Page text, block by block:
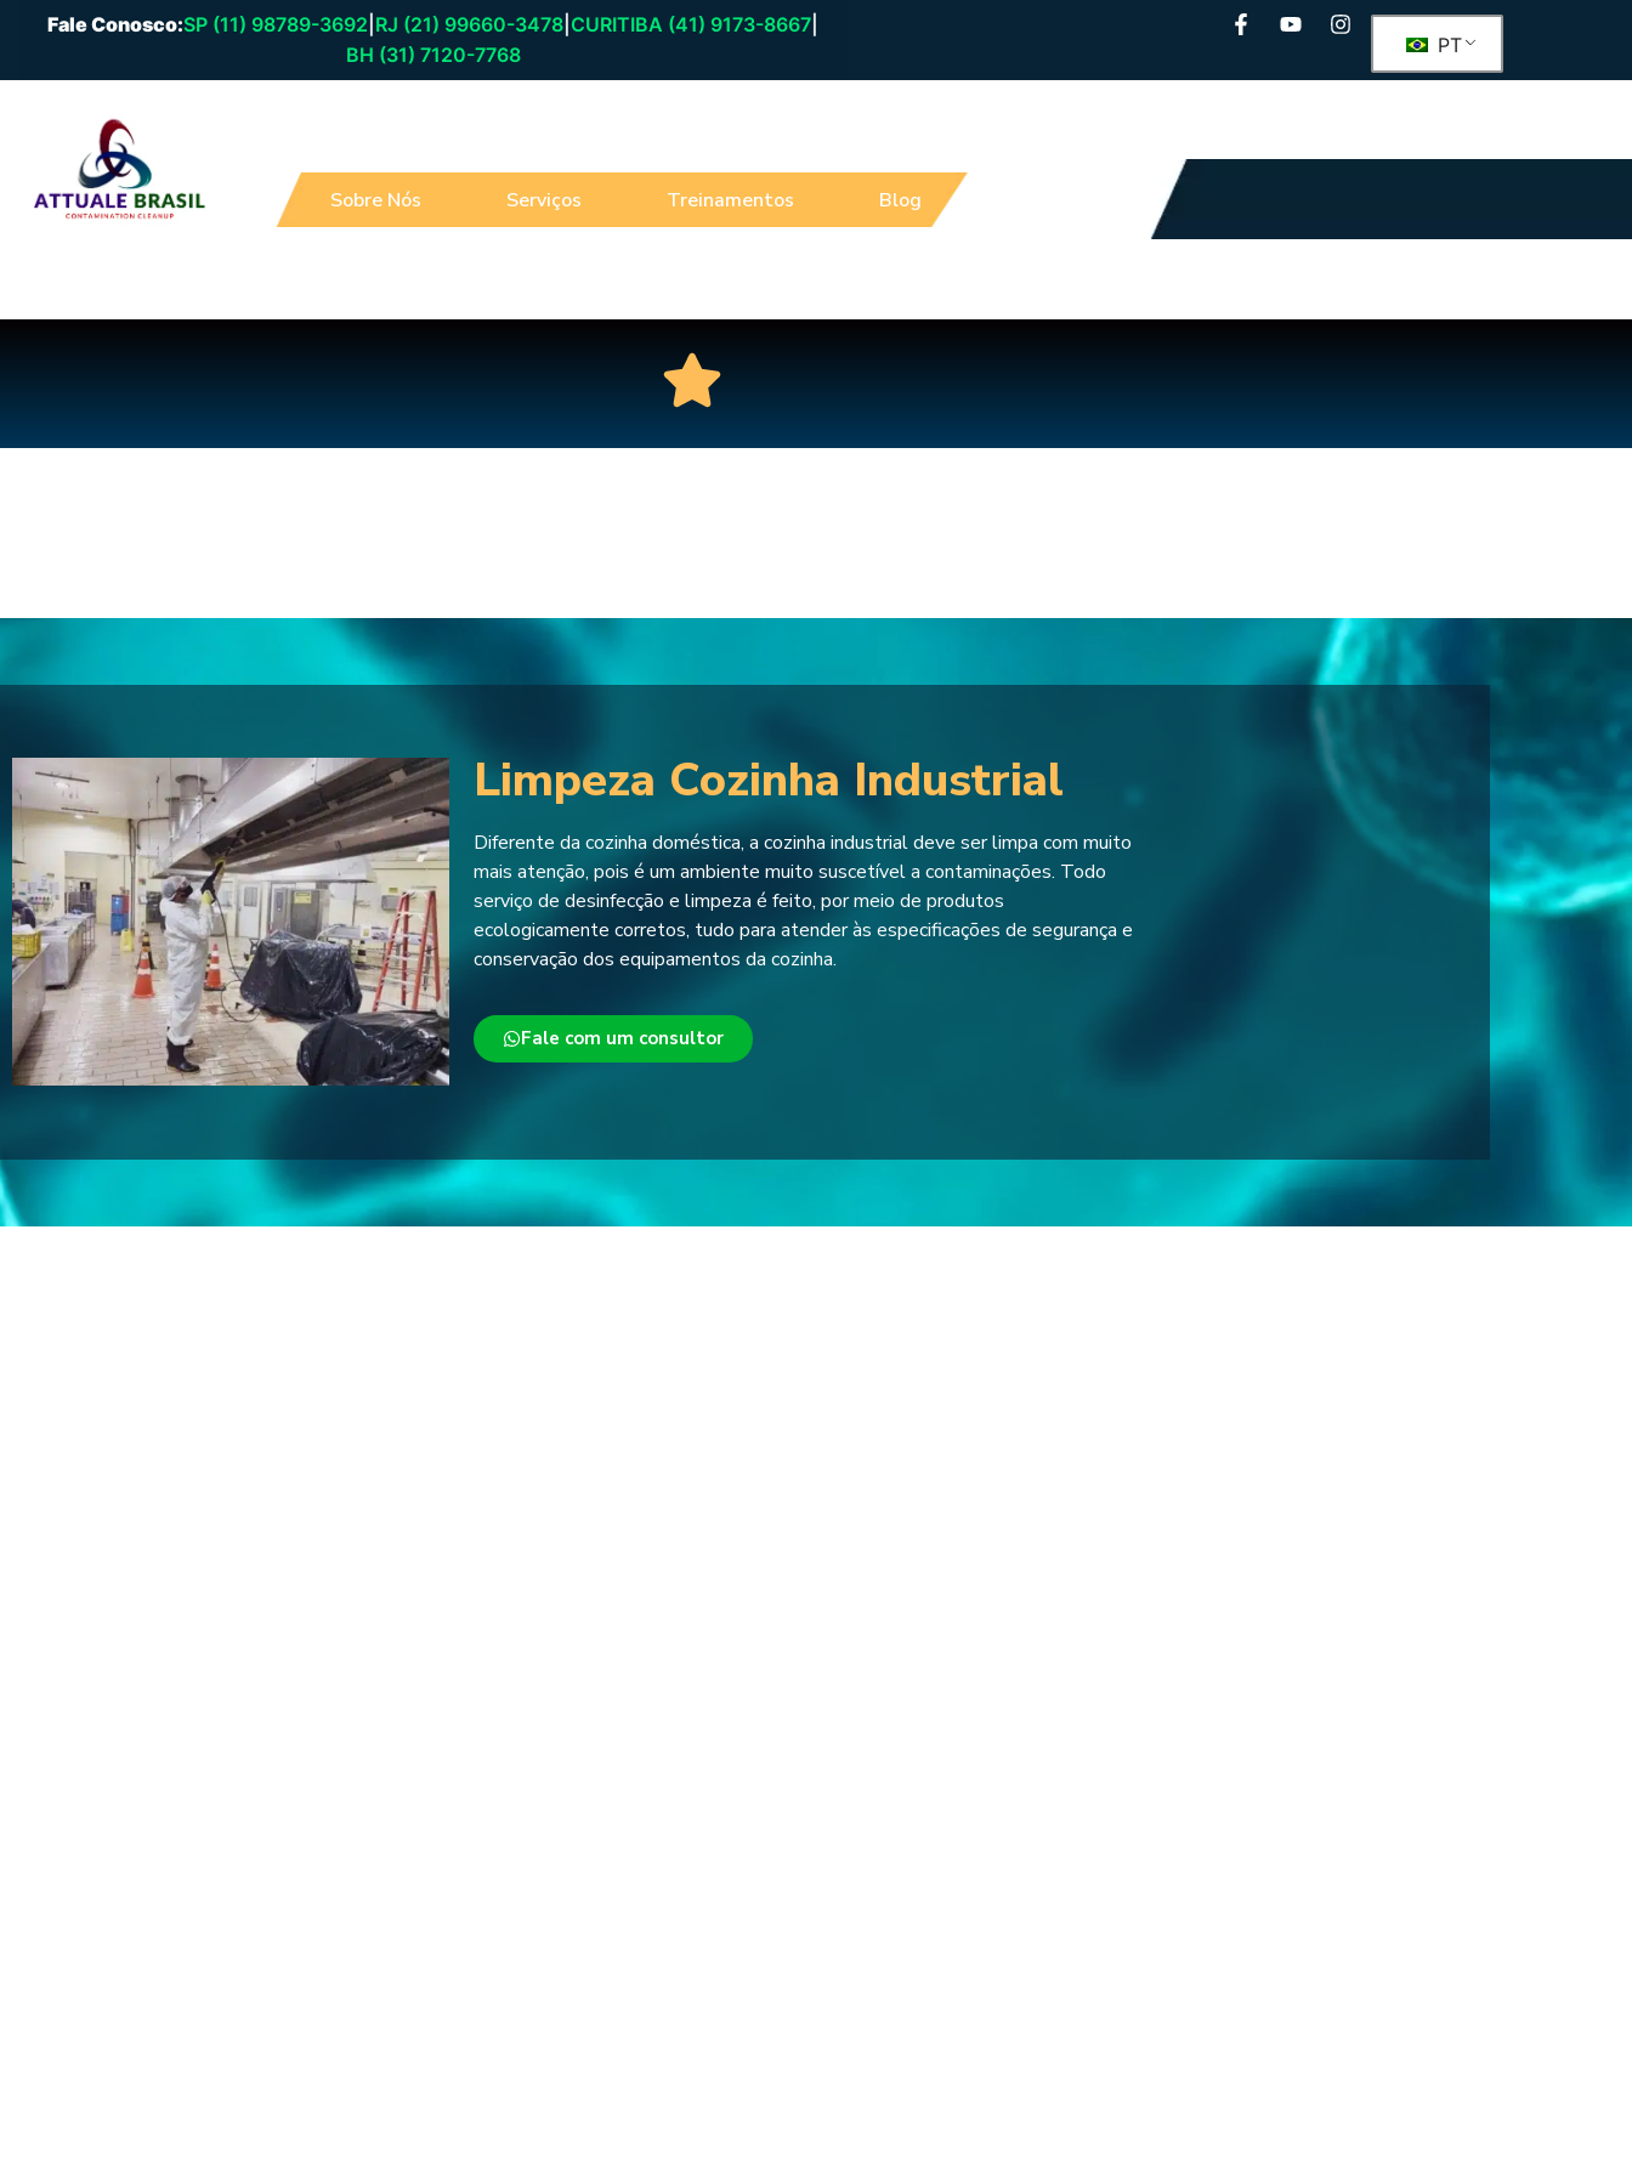
Fale Conosco:SP (11) 98789-3692 RJ (21) 99660-3478 CURITIBA (41) 9173-8667
BH (31) 7120-7768
PT
Sobre Nós Serviços Treinamentos Blog
Limpeza Cozinha Industrial
Diferente da cozinha doméstica, a cozinha industrial deve ser limpa com muito
mais atenção, pois é um ambiente muito suscetível a contaminações. Todo
serviço de desinfecção e limpeza é feito, por meio de produtos
ecologicamente corretos, tudo para atender às especificações de segurança e
conservação dos equipamentos da cozinha.
Fale com um consultor